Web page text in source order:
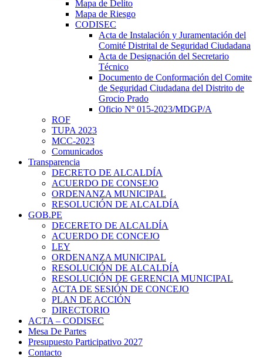
Mapa de Delito
Mapa de Riesgo
CODISEC
Acta de Instalación y Juramentación del
Comité Distrital de Seguridad Ciudadana
Acta de Designación del Secretario
Técnico
Documento de Conformación del Comite
de Seguridad Ciudadana del Distrito de
Grocio Prado
Oficio Nº 015-2023/MDGP/A
ROF
TUPA 2023
MCC-2023
Comunicados
Transparencia
DECRETO DE ALCALDÍA
ACUERDO DE CONSEJO
ORDENANZA MUNICIPAL
RESOLUCIÓN DE ALCALDÍA
GOB.PE
DECERETO DE ALCALDÍA
ACUERDO DE CONCEJO
LEY
ORDENANZA MUNICIPAL
RESOLUCIÓN DE ALCALDÍA
RESOLUCIÓN DE GERENCIA MUNICIPAL
ACTA DE SESIÓN DE CONCEJO
PLAN DE ACCIÓN
DIRECTORIO
ACTA – CODISEC
Mesa De Partes
Presupuesto Participativo 2027
Contacto